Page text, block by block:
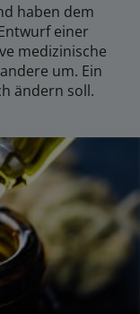
haben dem
einer
medizinische
um. Ein
ändern soll.